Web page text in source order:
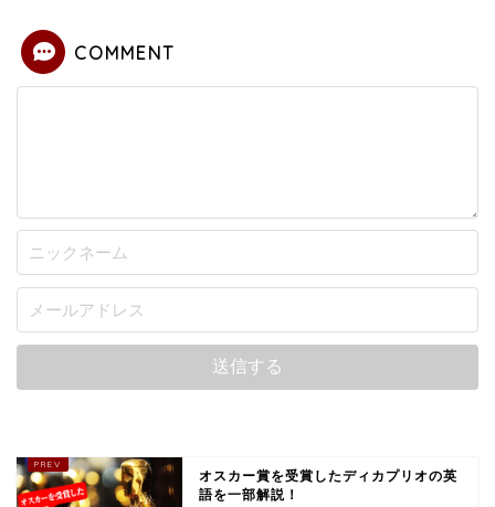
COMMENT
オスカー賞を受賞したディカプリオの英
語を一部解説！